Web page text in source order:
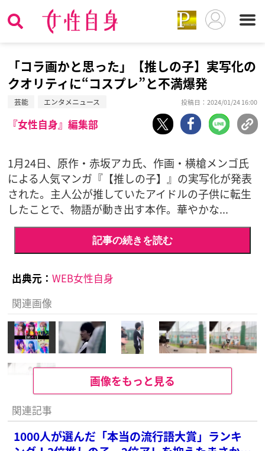
「コラ画かと思った」【推しの子】実写化の
クオリティに“コスプレ”と不満爆発
芸能 エンタメニュース 投稿日：2024/01/24 16:00
『女性自身』編集部
1月24日、原作・赤坂アカ氏、作画・横槍メンゴ氏
による人気マンガ『【推しの子】』の実写化が発表
された。主人公が推していたアイドルの子供に転生
したことで、物語が動き出す本作。華やかな...
記事の続きを読む
出典元： WEB女性自身
関連画像
画像をもっと見る
関連記事
1000人が選んだ「本当の流行語大賞」ランキ